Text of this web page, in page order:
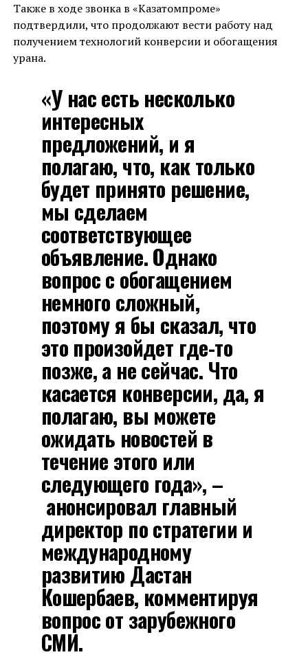
Также в ходе звонка в «Казатомпроме»
подтвердили, что продолжают вести работу над
получением технологий конверсии и обогащения
урана.
«У нас есть несколько
интересных
предложений, и я
полагаю, что, как только
будет принято решение,
мы сделаем
соответствующее
объявление. Однако
вопрос с обогащением
немного сложный,
поэтому я бы сказал, что
это произойдет где-то
позже, а не сейчас. Что
касается конверсии, да, я
полагаю, вы можете
ожидать новостей в
течение этого или
следующего года», –
анонсировал главный
директор по стратегии и
международному
развитию Дастан
Кошербаев, комментируя
вопрос от зарубежного
СМИ.